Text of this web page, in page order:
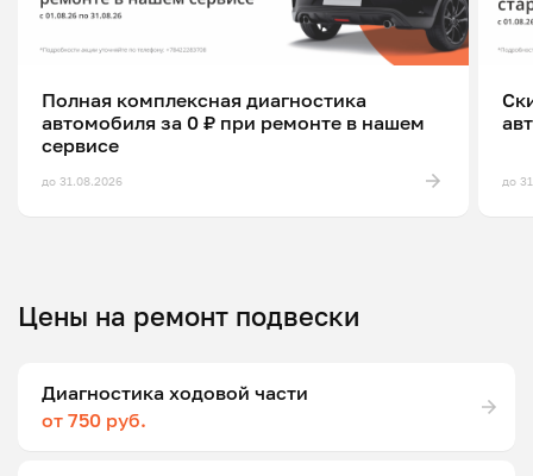
Полная комплексная диагностика
автомобиля за 0 ₽ при ремонте в нашем
сервисе
до 31.08.2026 до
Цены на ремонт подвески
Диагностика ходовой части
от 750 руб.